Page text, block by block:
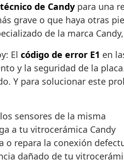
de Candy para una
grave o que haya otras
de la marca
El código de error E1 en
y la seguridad de la
Y para solucionar este
sensores de la misma
a tu vitrocerámica Candy
o repara la conexión
dañado de tu